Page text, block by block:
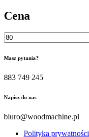
Cena
Cena
min.
Masz pytania?
883 749 245
Napisz do nas
biuro@woodmachine.pl
Polityka prywatności